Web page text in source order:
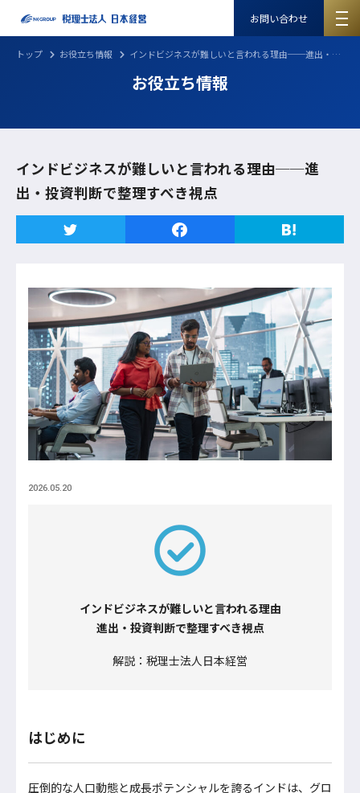
お問い合わせ
トップ お役立ち情報 インドビジネスが難しいと言われる理由──進出・投資判断で整理すべき視点
お役立ち情報
インドビジネスが難しいと言われる理由──進
出・投資判断で整理すべき視点
2026.05.20
インドビジネスが難しいと言われる理由
進出・投資判断で整理すべき視点
解説：税理士法人日本経営
はじめに
圧倒的な人口動態と成長ポテンシャルを誇るインドは、グロ